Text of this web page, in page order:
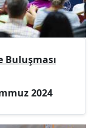
Buluşması
2024